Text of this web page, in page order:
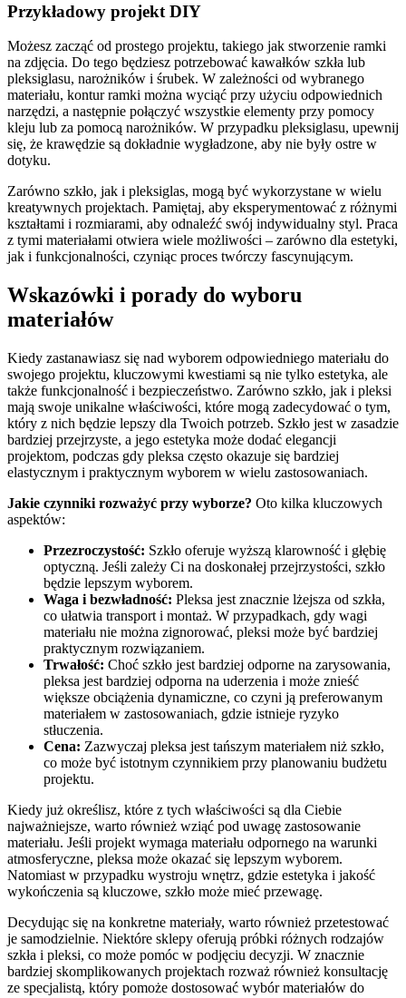
Przykładowy projekt DIY
Możesz zacząć od prostego projektu, takiego jak stworzenie ramki
na zdjęcia. Do tego będziesz potrzebować kawałków szkła lub
pleksiglasu, narożników i śrubek. W zależności od wybranego
materiału, kontur ramki można wyciąć przy użyciu odpowiednich
narzędzi, a następnie połączyć wszystkie elementy przy pomocy
kleju lub za pomocą narożników. W przypadku pleksiglasu, upewnij
się, że krawędzie są dokładnie wygładzone, aby nie były ostre w
dotyku.
Zarówno szkło, jak i pleksiglas, mogą być wykorzystane w wielu
kreatywnych projektach. Pamiętaj, aby eksperymentować z różnymi
kształtami i rozmiarami, aby odnaleźć swój indywidualny styl. Praca
z tymi materiałami otwiera wiele możliwości – zarówno dla estetyki,
jak i funkcjonalności, czyniąc proces twórczy fascynującym.
Wskazówki i porady do wyboru
materiałów
Kiedy zastanawiasz się nad wyborem odpowiedniego materiału do
swojego projektu, kluczowymi kwestiami są nie tylko estetyka, ale
także funkcjonalność i bezpieczeństwo. Zarówno szkło, jak i pleksi
mają swoje unikalne właściwości, które mogą zadecydować o tym,
który z nich będzie lepszy dla Twoich potrzeb. Szkło jest w zasadzie
bardziej przejrzyste, a jego estetyka może dodać elegancji
projektom, podczas gdy pleksa często okazuje się bardziej
elastycznym i praktycznym wyborem w wielu zastosowaniach.
Jakie czynniki rozważyć przy wyborze? Oto kilka kluczowych
aspektów:
Przezroczystość: Szkło oferuje wyższą klarowność i głębię
optyczną. Jeśli zależy Ci na doskonałej przejrzystości, szkło
będzie lepszym wyborem.
Waga i bezwładność: Pleksa jest znacznie lżejsza od szkła,
co ułatwia transport i montaż. W przypadkach, gdy wagi
materiału nie można zignorować, pleksi może być bardziej
praktycznym rozwiązaniem.
Trwałość: Choć szkło jest bardziej odporne na zarysowania,
pleksa jest bardziej odporna na uderzenia i może znieść
większe obciążenia dynamiczne, co czyni ją preferowanym
materiałem w zastosowaniach, gdzie istnieje ryzyko
stłuczenia.
Cena: Zazwyczaj pleksa jest tańszym materiałem niż szkło,
co może być istotnym czynnikiem przy planowaniu budżetu
projektu.
Kiedy już określisz, które z tych właściwości są dla Ciebie
najważniejsze, warto również wziąć pod uwagę zastosowanie
materiału. Jeśli projekt wymaga materiału odpornego na warunki
atmosferyczne, pleksa może okazać się lepszym wyborem.
Natomiast w przypadku wystroju wnętrz, gdzie estetyka i jakość
wykończenia są kluczowe, szkło może mieć przewagę.
Decydując się na konkretne materiały, warto również przetestować
je samodzielnie. Niektóre sklepy oferują próbki różnych rodzajów
szkła i pleksi, co może pomóc w podjęciu decyzji. W znacznie
bardziej skomplikowanych projektach rozważ również konsultację
ze specjalistą, który pomoże dostosować wybór materiałów do